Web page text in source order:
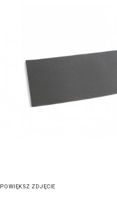
POWIĘKSZ ZDJĘCIE